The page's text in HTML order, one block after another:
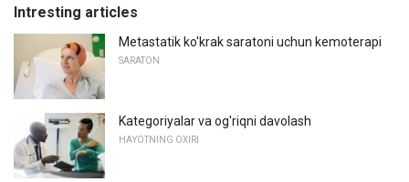
Intresting articles
Metastatik ko'krak saratoni uchun kemoterapi
SARATON
Kategoriyalar va og'riqni davolash
HAYOTNING OXIRI